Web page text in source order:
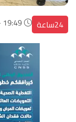
24ساعة